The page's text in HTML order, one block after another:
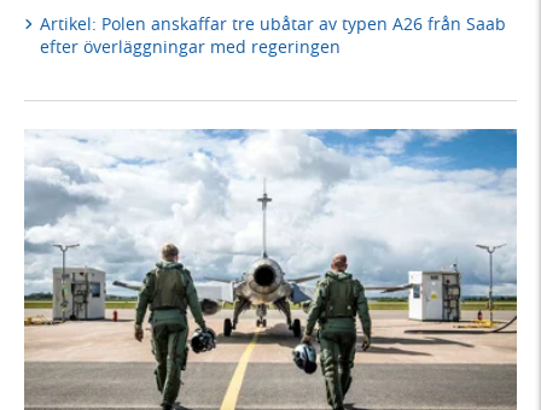
Artikel: Polen anskaffar tre ubåtar av typen A26 från Saab
efter överläggningar med regeringen